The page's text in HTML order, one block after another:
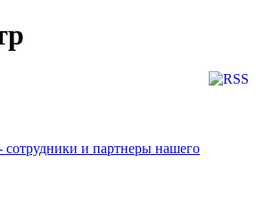
и партнеры нашего